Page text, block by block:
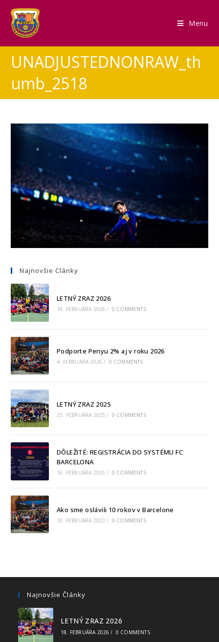
Menu
UNADJUSTEDNONRAW_th
umb_2518
Najnovšie Clánky
LETNÝ ZRAZ 2026
18. FEBRUÁRA 2026 / 0 COMMENTS
Podporte Penyu 2% aj v roku 2026
4. FEBRUÁRA 2026 / 0 COMMENTS
LETNÝ ZRAZ 2025
25. FEBRUÁRA 2025 / 0 COMMENTS
DÔLEŽITÉ: REGISTRÁCIA DO SYSTÉMU FC
BARCELONA
16. FEBRUÁRA 2025 / 0 COMMENTS
Ako sme oslávili 10 rokov v Barcelone
10. FEBRUÁRA 2023 / 0 COMMENTS
Najnovšie Články
LETNÝ ZRAZ 2026
18. FEBRUÁRA 2026 / 0 COMMENTS